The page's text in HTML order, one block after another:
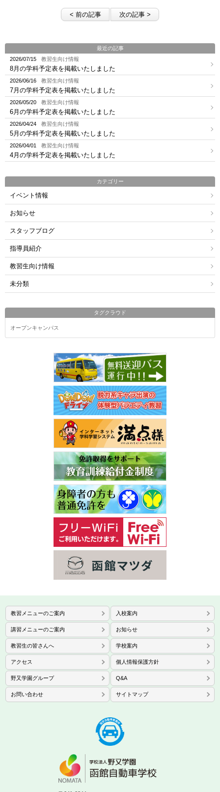
< 前の記事 次の記事 >
最近の記事
2026/07/15
教習生向け情報
8月の学科予定表を掲載いたしました
2026/06/16 教習生向け情報
7月の学科予定表を掲載いたしました
2026/05/20 教習生向け情報
6月の学科予定表を掲載いたしました
2026/04/24 教習生向け情報
5月の学科予定表を掲載いたしました
2026/04/01 教習生向け情報
4月の学科予定表を掲載いたしました
カテゴリー
イベント情報
お知らせ
スタッフブログ
指導員紹介
教習生向け情報
未分類
タグクラウド
オープンキャンパス
教習メニューのご案内 入校案内
講習メニューのご案内 お知らせ
教習生の皆さんへ 学校案内
アクセス 個人情報保護方針
野又学園グループ Q&A
お問い合わせ サイトマップ